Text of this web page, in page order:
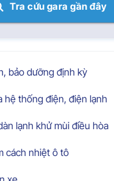
Tra cứu gara gần đây
bảo dưỡng định kỳ
hệ thống điện, điện lạnh
lạnh khử mùi điều hòa
cách nhiệt ô tô